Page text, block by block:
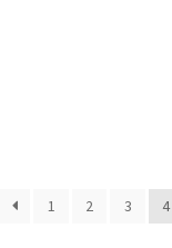
1 2 3 4